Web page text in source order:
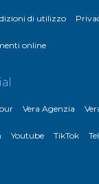
di utilizzo
online
Vera Agenzia
Youtube TikTok